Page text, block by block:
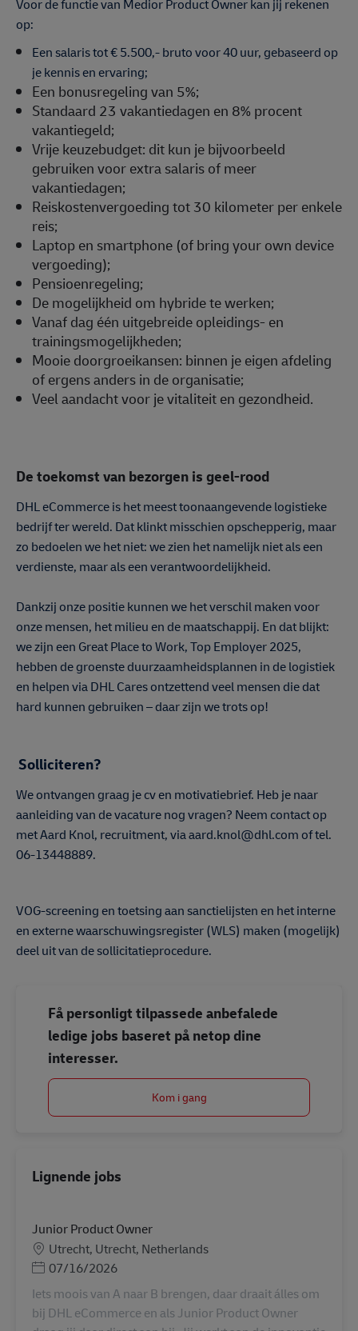
Voor de functie van Medior Product Owner kan jij rekenen
op:
Een salaris tot € 5.500,- bruto voor 40 uur, gebaseerd op
je kennis en ervaring;
Een bonusregeling van 5%;
Standaard 23 vakantiedagen en 8% procent
vakantiegeld;
Vrije keuzebudget: dit kun je bijvoorbeeld
gebruiken voor extra salaris of meer
vakantiedagen;
Reiskostenvergoeding tot 30 kilometer per enkele
reis;
Laptop en smartphone (of bring your own device
vergoeding);
Pensioenregeling;
De mogelijkheid om hybride te werken;
Vanaf dag één uitgebreide opleidings- en
trainingsmogelijkheden;
Mooie doorgroeikansen: binnen je eigen afdeling
of ergens anders in de organisatie;
Veel aandacht voor je vitaliteit en gezondheid.
De toekomst van bezorgen is geel-rood
DHL eCommerce is het meest toonaangevende logistieke
bedrijf ter wereld. Dat klinkt misschien opschepperig, maar
zo bedoelen we het niet: we zien het namelijk niet als een
verdienste, maar als een verantwoordelijkheid.
Dankzij onze positie kunnen we het verschil maken voor
onze mensen, het milieu en de maatschappij. En dat blijkt:
we zijn een Great Place to Work, Top Employer 2025,
hebben de groenste duurzaamheidsplannen in de logistiek
en helpen via DHL Cares ontzettend veel mensen die dat
hard kunnen gebruiken – daar zijn we trots op!
Solliciteren?
We ontvangen graag je cv en motivatiebrief. Heb je naar
aanleiding van de vacature nog vragen? Neem contact op
met Aard Knol, recruitment, via aard.knol@dhl.com of tel.
06-13448889.
VOG-screening en toetsing aan sanctielijsten en het interne
en externe waarschuwingsregister (WLS) maken (mogelijk)
deel uit van de sollicitatieprocedure.
Få personligt tilpassede anbefalede
ledige jobs baseret på netop dine
interesser.
Kom i gang
Lignende jobs
Junior Product Owner
Lokation
Utrecht, Utrecht, Netherlands
Posted Date
07/16/2026
Iets moois van A naar B brengen, daar draait álles om
bij DHL eCommerce en als Junior Product Owner